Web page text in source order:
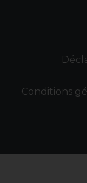
Conditions